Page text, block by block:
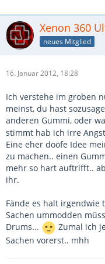
Xenon 360
neues Mitglied
16. Januar 2012, 18:28
Ich verstehe im groben
meinst, du hast
anderen Gummi, oder
stimmt hab ich irre
Eine eher doofe Idee
zu machen.. einen
mehr so hart auftrifft..
ihr.
Fände es halt
Sachen ummodden
Drums...
Zumal ich
Sachen vorerst.. mhh